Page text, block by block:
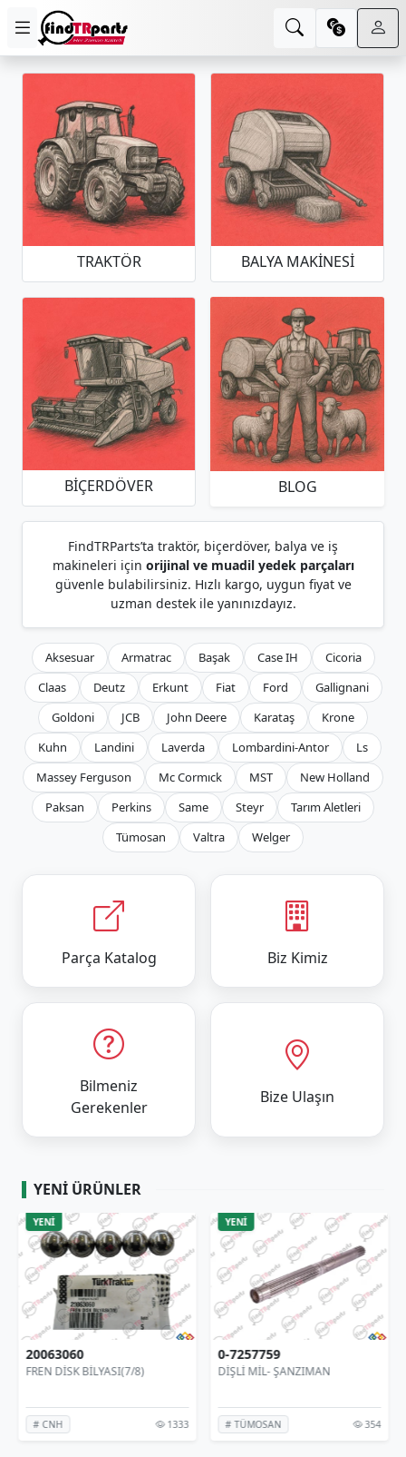
TRAKTÖR BALYA MAKINESI
BIÇERDÖVER BLOG
FindTRParts’ta traktör, biçerdöver, balya ve iş
makineleri için orijinal ve muadil yedek parçaları
güvenle bulabilirsiniz. Hızlı kargo, uygun fiyat ve
uzman destek ile yanınızdayız.
Aksesuar Armatrac Başak Case IH
Cicoria
Claas
Deutz Erkunt Fiat Ford
Gallignani
Goldoni
JCB John Deere Karataş
Krone
Kuhn
Landini Laverda Lombardini-Antor
Ls
Massey Ferguson
Mc Cormıck MST
New Holland
Paksan
Perkins Same Steyr
Tarım Aletleri
Tümosan
Valtra Welger
Parça Katalog Biz Kimiz
Bilmeniz
Gerekenler
Bize Ulaşın
YENI ÜRÜNLER
YENİ
20063060
FREN DİSK BİLYASI(7/8)
# CNH 1333
YENİ
0-7257759
DİŞLİ MİL- ŞANZIMAN
# TÜMOSAN 354